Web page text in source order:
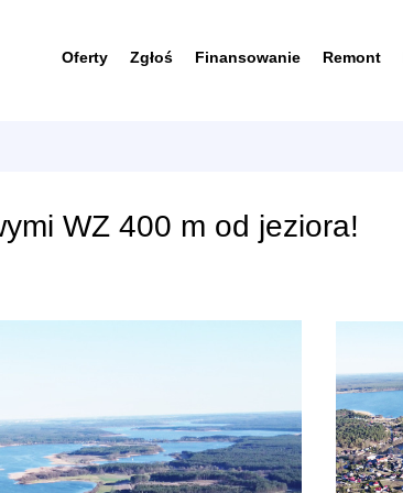
Oferty Zgłoś Finansowanie Remont
WZ 400 m od jeziora!